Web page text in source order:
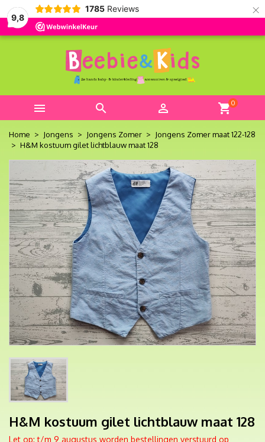
9,8
1785 Reviews ×
   shopping_cart0
Home Jongens Jongens Zomer
Jongens Zomer maat 122-128
H&M kostuum gilet lichtblauw maat 128
H&M kostuum gilet lichtblauw maat 128
Let op: t/m 9 augustus worden bestellingen verstuurd op